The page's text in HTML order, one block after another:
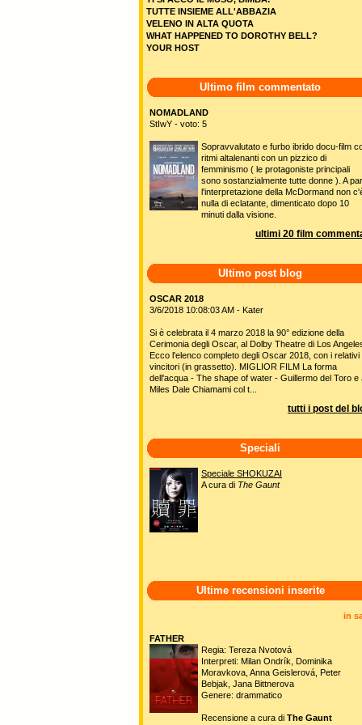
TUTTE INSIEME ALL'ABBAZIA
VELENO IN ALTA QUOTA
WHAT HAPPENED TO DOROTHY BELL?
YOUR HOST
Ultimo film commentato
NOMADLAND
StIwY - voto: 5
Sopravvalutato e furbo ibrido docu-film
ritmi altalenanti con un pizzico di
femminismo ( le protagoniste principali
sono sostanzialmente tutte donne ). A
l'interpretazione della McDormand non
nulla di eclatante, dimenticato dopo 10
minuti dalla visione.
ultimi 20 film
Ultimo post blog
OSCAR 2018
3/6/2018 10:08:03 AM - Kater
Si è celebrata il 4 marzo 2018 la 90° edizione della
Cerimonia degli Oscar, al Dolby Theatre di Los
Ecco l'elenco completo degli Oscar 2018, con i relativi
vincitori (in grassetto). MIGLIOR FILM La forma
dell'acqua - The shape of water - Guillermo del Toro e
Miles Dale Chiamami col t...
tutti i post del
Speciali
Speciale SHOKUZAI
A cura di The Gaunt
Ultime recensioni inserite
in
FATHER
Regia: Tereza Nvotová
Interpreti: Milan Ondrík, Dominika
Moravkova, Anna Geislerová, Peter
Bebjak, Jana Bittnerova
Genere: drammatico
Recensione a cura di The Gaunt